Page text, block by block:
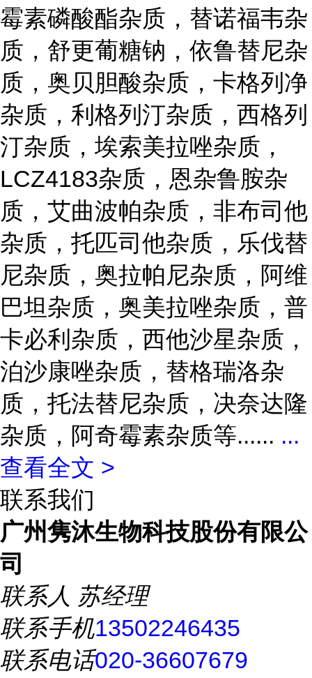
霉素磷酸酯杂质，替诺福韦杂
质，舒更葡糖钠，依鲁替尼杂
质，奥贝胆酸杂质，卡格列净
杂质，利格列汀杂质，西格列
汀杂质，埃索美拉唑杂质，
LCZ4183杂质，恩杂鲁胺杂
质，艾曲波帕杂质，非布司他
杂质，托匹司他杂质，乐伐替
尼杂质，奥拉帕尼杂质，阿维
巴坦杂质，奥美拉唑杂质，普
卡必利杂质，西他沙星杂质，
泊沙康唑杂质，替格瑞洛杂
质，托法替尼杂质，决奈达隆
杂质，阿奇霉素杂质等...... ...
查看全文 >
联系我们
广州隽沐生物科技股份有限公
司
联系人 苏经理
联系手机13502246435
联系电话020-36607679